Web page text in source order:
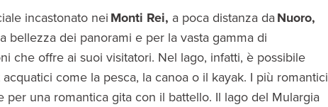
incastonato nei Monti Rei, a poca distanza daNuoro,
bellezza dei panorami e per la vasta gamma di
che offre ai suoi visitatori. Nel lago, infatti, è possibile
come la pesca, la canoa o il kayak. I più romantici
per una romantica gita con il battello. Il lago del Mulargia